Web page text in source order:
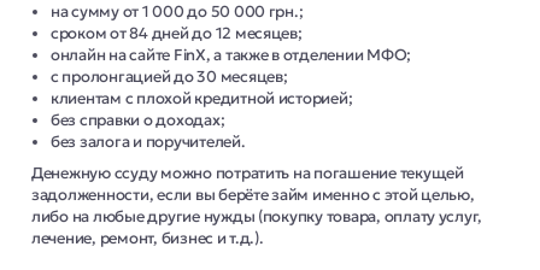
на сумму от 1 000 до 50 000 грн.;
сроком от 84 дней до 12 месяцев;
онлайн на сайте FinX, а также в отделении МФО;
с пролонгацией до 30 месяцев;
клиентам с плохой кредитной историей;
без справки о доходах;
без залога и поручителей.
Денежную ссуду можно потратить на погашение текущей
задолженности, если вы берёте займ именно с этой целью,
либо на любые другие нужды (покупку товара, оплату услуг,
лечение, ремонт, бизнес и т.д.).